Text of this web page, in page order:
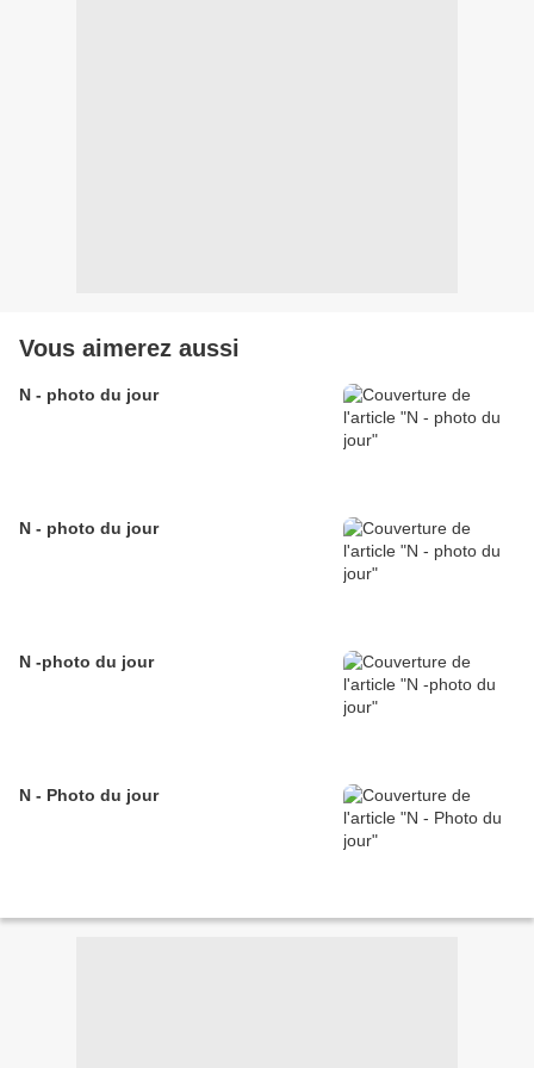
Vous aimerez aussi
N - photo du jour
N - photo du jour
N -photo du jour
N - Photo du jour